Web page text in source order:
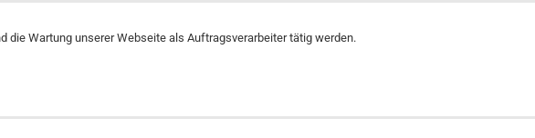
die Wartung unserer Webseite als Auftragsverarbeiter tätig werden.